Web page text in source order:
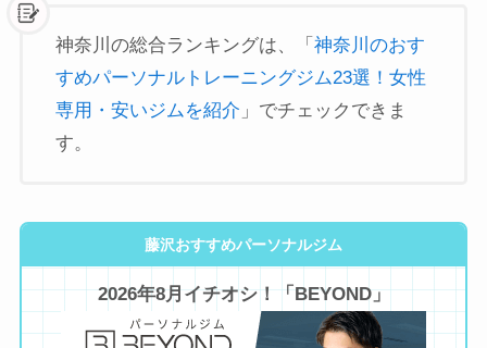
神奈川の総合ランキングは、「 神奈川のおす
すめパーソナルトレーニングジム23選！女性
専用・安いジムを紹介 」でチェックできま
す。
藤沢おすすめパーソナルジム
2026年8月イチオシ！「BEYOND」